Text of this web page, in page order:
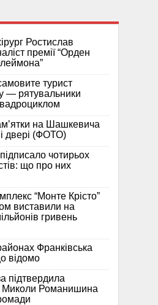
Ростислав
премії “Орден
турист
— рятувальники
на Шашкевича
двері (ФОТО)
чотирьох
що про них
“Монте Крісто”
виставили на
гривень
Франківська
відомо
підтвердила
Миколи Романишина